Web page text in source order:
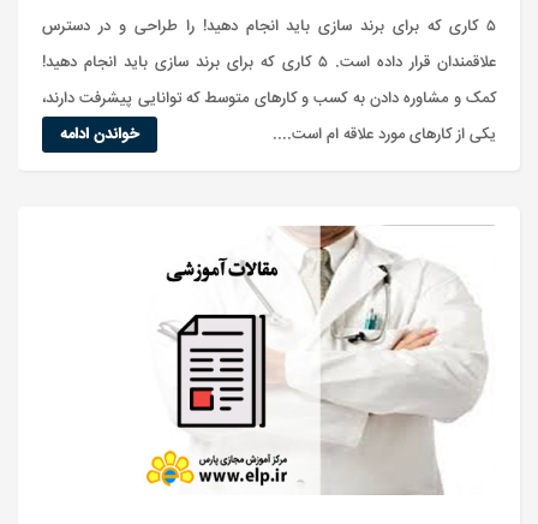
۵ کاری که برای برند سازی باید انجام دهید! را طراحی و در دسترس
علاقمندان قرار داده است. ۵ کاری که برای برند سازی باید انجام دهید!
کمک و مشاوره دادن به کسب و کارهای متوسط که توانایی پیشرفت دارند،
یکی از کارهای مورد علاقه ام است....
خواندن ادامه